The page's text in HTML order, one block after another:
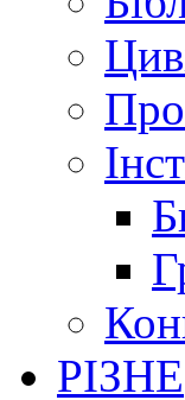
РІЗНЕ